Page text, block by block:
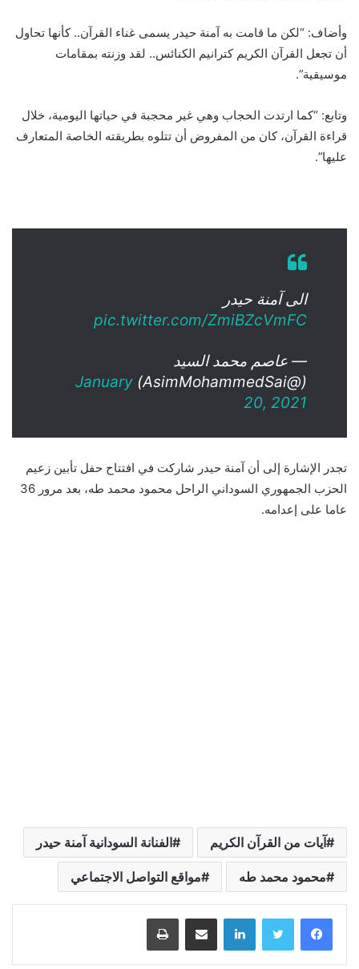
وأضاف: “لكن ما قامت به آمنة حيدر يسمى غناء القرآن.. كأنها تحاول
أن تجعل القرآن الكريم كترانيم الكنائس.. لقد وزنته بمقامات
موسيقية”.
وتابع: “كما ارتدت الحجاب وهي غير محجبة في حياتها اليومية، خلال
قراءة القرآن، كان من المفروض أن تتلوه بطريقته الخاصة المتعارف
عليها”.
الى آمنة حيدر
pic.twitter.com/ZmiBZcVmFC
— عاصم محمد السيد
(@AsimMohammedSai)
January
20, 2021
تجدر الإشارة إلى أن آمنة حيدر شاركت في افتتاح حفل تأبين زعيم
الحزب الجمهوري السوداني الراحل محمود محمد طه، بعد مرور 36
عاما على إعدامه.
آيات من القرآن الكريم الفنانة السودانية آمنة حيدر
محمود محمد طه مواقع التواصل الاجتماعي
لينكدإن